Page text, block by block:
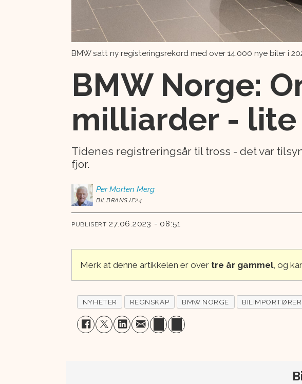
BMW satt ny registeringsrekord med over 14.000 nye biler i
BMW Norge:
milliarder - lite
Tidenes registreringsår til tross - det var
fjor.
Per Morten Merg
BILBRANSJE24
PUBLISERT 27.06.2023 - 08:51
Merk at denne artikkelen er over tre år gammel, og
NYHETER REGNSKAP BMW NORGE BILIMPORTØRER